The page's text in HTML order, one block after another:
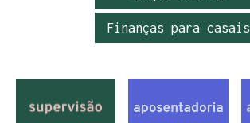
Finanças para casais